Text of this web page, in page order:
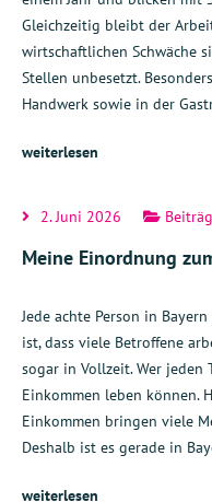
Gleichzeitig bleibt der
wirtschaftlichen Schwäche
Stellen unbesetzt.
Handwerk sowie in der
weiterlesen
2. Juni 2026
Meine Einordnung
Jede achte Person in
ist, dass viele Betroffene
sogar in Vollzeit. Wer jeden
Einkommen leben können.
Einkommen bringen viele
Deshalb ist es gerade in
weiterlesen